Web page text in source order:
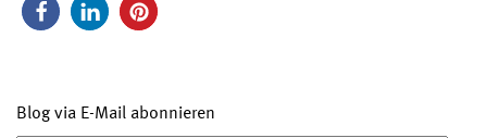
Blog via E-Mail abonnieren